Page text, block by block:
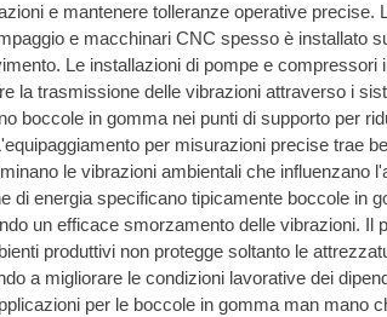
e mantenere tolleranze operative precise.
e macchinari CNC spesso è installato
Le installazioni di pompe e
la trasmissione delle vibrazioni attraverso i
boccole in gomma nei punti di supporto per
per misurazioni precise trae
le vibrazioni ambientali che influenzano
di energia specificano tipicamente boccole in
un efficace smorzamento delle vibrazioni. Il
produttivi non protegge soltanto le
a migliorare le condizioni lavorative dei
per le boccole in gomma man mano